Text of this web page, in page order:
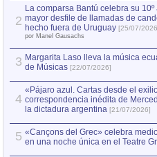
2
La comparsa Bantú celebra su 10º
mayor desfile de llamadas de
hecho fuera de Uruguay [25/07/
por Manel Gausachs
3 Margarita Laso lleva la música
de Músicas [22/07/2026]
4
«Pájaro azul. Cartas desde el
correspondencia inédita de
la dictadura argentina [21/07/2026]
5 «Cançons del Grec» celebra
en una noche única en el Teatre